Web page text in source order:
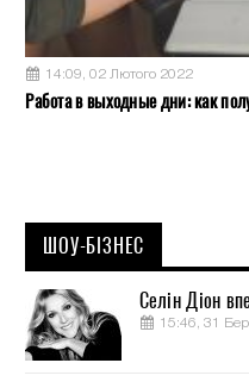
14:09, 02 Лютого 2022
Работа в выходные дни: как
ШОУ-БІЗНЕС
Селін Діон
15:46, 31